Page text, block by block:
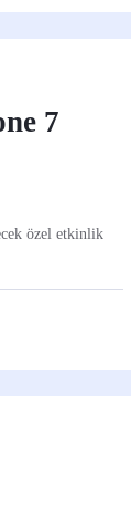
7
özel etkinlik